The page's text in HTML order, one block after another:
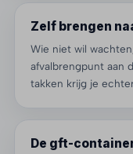
Zelf brengen
Wie niet wil
afvalbrengpunt aan
takken krijg je
De gft-